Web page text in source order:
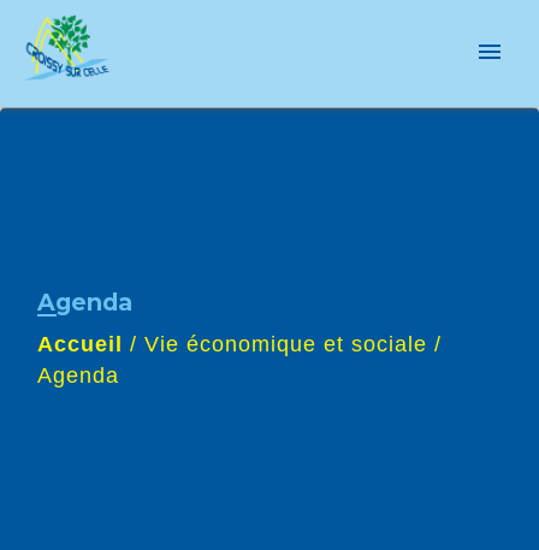
menu
Agenda
Accueil / Vie économique et sociale /
Agenda